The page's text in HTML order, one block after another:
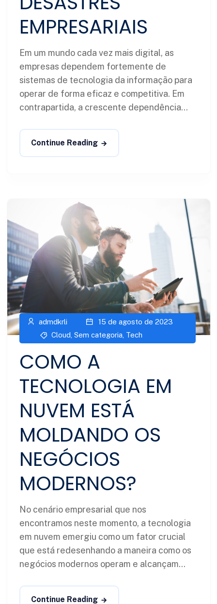
EMPRESARIAIS
Em um mundo cada vez mais digital, as
empresas dependem fortemente de
sistemas de tecnologia da informação para
operar de forma eficaz e competitiva. Em
contrapartida, a crescente dependência...
Continue Reading
admdkrli
15 de agosto de 2023
Cloud Sem categoria Tech
COMO A
TECNOLOGIA EM
NUVEM ESTÁ
MOLDANDO OS
NEGÓCIOS
MODERNOS?
No cenário empresarial que nos
encontramos neste momento, a tecnologia
em nuvem emergiu como um fator crucial
que está redesenhando a maneira como os
negócios modernos operam e alcançam...
Continue Reading